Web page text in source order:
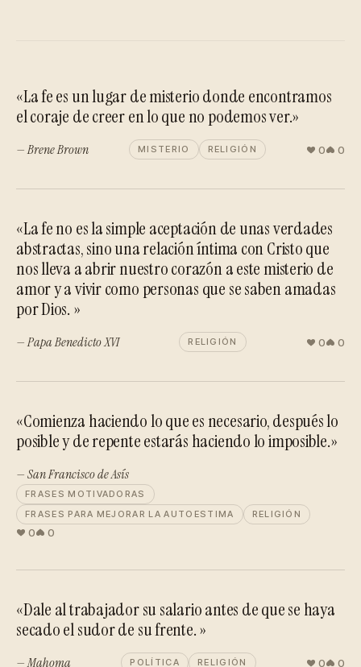
«La fe es un lugar de misterio donde encontramos
el coraje de creer en lo que no podemos ver.»
— Brene Brown MISTERIO RELIGIÓN 0 0
«La fe no es la simple aceptación de unas verdades
abstractas, sino una relación íntima con Cristo que
nos lleva a abrir nuestro corazón a este misterio de
amor y a vivir como personas que se saben amadas
por Dios. »
— Papa Benedicto XVI RELIGIÓN 0 0
«Comienza haciendo lo que es necesario, después lo
posible y de repente estarás haciendo lo imposible.»
— San Francisco de Asís
FRASES MOTIVADORAS
FRASES PARA MEJORAR LA AUTOESTIMA
RELIGIÓN
0 0
«Dale al trabajador su salario antes de que se haya
secado el sudor de su frente. »
— Mahoma POLÍTICA RELIGIÓN 0 0